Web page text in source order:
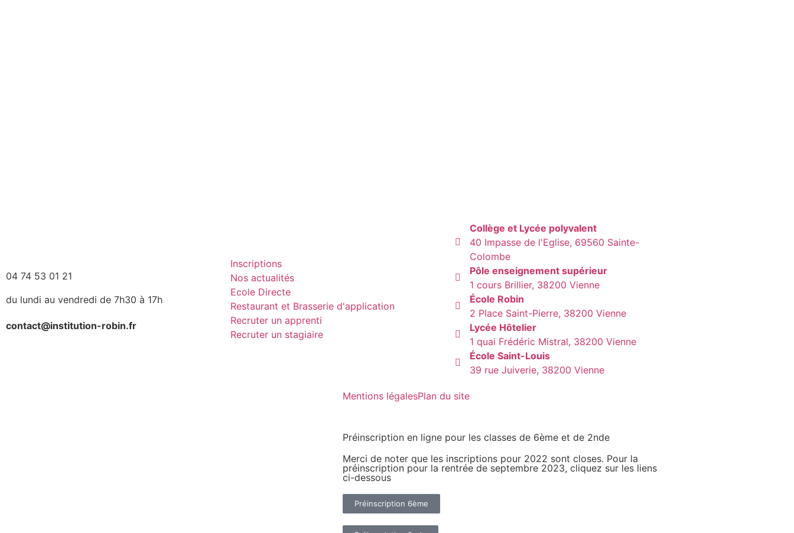
04 74 53 01 21
du lundi au vendredi de 7h30 à 17h
contact@institution-robin.fr
Inscriptions
Nos actualités
Ecole Directe
Restaurant et Brasserie d'application
Recruter un apprenti
Recruter un stagiaire
Collège et Lycée polyvalent
40 Impasse de l'Eglise, 69560 Sainte-
Colombe
Pôle enseignement supérieur
1 cours Brillier, 38200 Vienne
École Robin
2 Place Saint-Pierre, 38200 Vienne
Lycée Hôtelier
1 quai Frédéric Mistral, 38200 Vienne
École Saint-Louis
39 rue Juiverie, 38200 Vienne
Mentions légalesPlan du site
Préinscription en ligne pour les classes de 6ème et de 2nde
Merci de noter que les inscriptions pour 2022 sont closes. Pour la
préinscription pour la rentrée de septembre 2023, cliquez sur les liens
ci-dessous
Préinscription 6ème